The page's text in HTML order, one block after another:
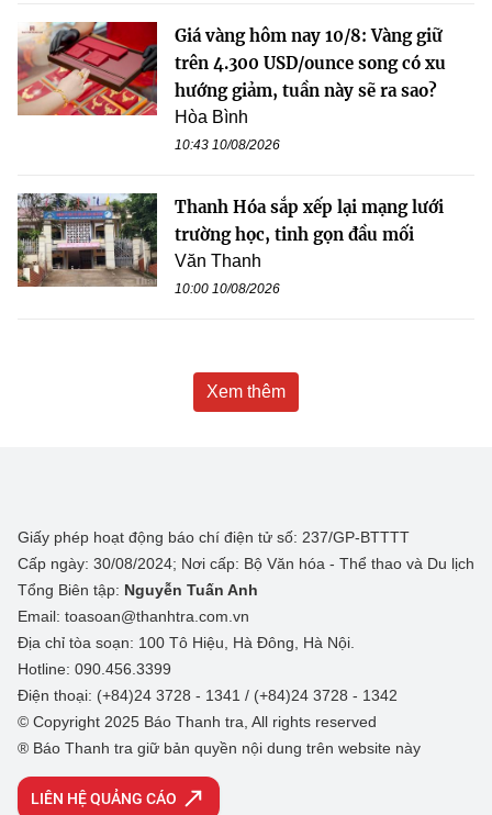
Giá vàng hôm nay 10/8: Vàng giữ
trên 4.300 USD/ounce song có xu
hướng giảm, tuần này sẽ ra sao?
Hòa Bình
10:43 10/08/2026
Thanh Hóa sắp xếp lại mạng lưới
trường học, tinh gọn đầu mối
Văn Thanh
10:00 10/08/2026
Xem thêm
Giấy phép hoạt động báo chí điện tử số: 237/GP-BTTTT
Cấp ngày: 30/08/2024; Nơi cấp: Bộ Văn hóa - Thể thao và Du lịch
Tổng Biên tập: Nguyễn Tuấn Anh
Email: toasoan@thanhtra.com.vn
Địa chỉ tòa soạn: 100 Tô Hiệu, Hà Đông, Hà Nội.
Hotline: 090.456.3399
Điện thoại: (+84)24 3728 - 1341 / (+84)24 3728 - 1342
© Copyright 2025 Báo Thanh tra, All rights reserved
® Báo Thanh tra giữ bản quyền nội dung trên website này
LIÊN HỆ QUẢNG CÁO